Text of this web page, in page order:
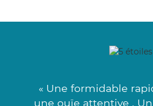
« Une formidable
une ouïe attentive .